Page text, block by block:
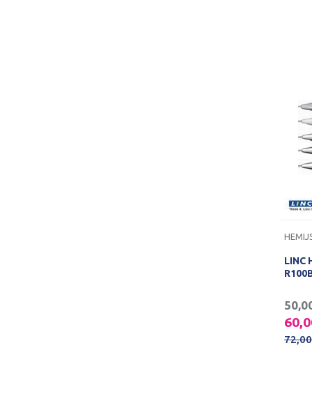
LINC